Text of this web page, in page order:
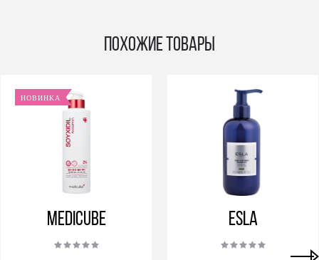
Похожие товары
НОВИНКА
Medicube ESLA